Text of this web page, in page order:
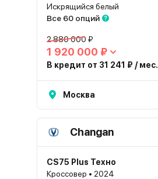
Искрящийся белый
Все 60 опций
2 880 000 ₽
1 920 000 ₽
В кредит от 31 241 ₽ / мес.
Москва
Changan
CS75 Plus Техно
Кроссовер • 2024